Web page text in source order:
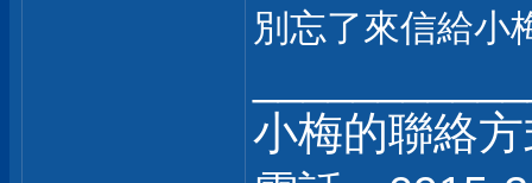
別忘了來信給小
小梅的聯絡